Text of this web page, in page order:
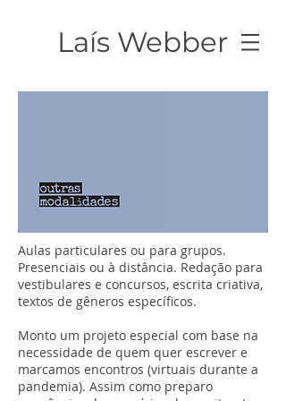
Laís Webber
Aulas particulares ou para grupos.
Presenciais ou à distância. Redação para
vestibulares e concursos, escrita criativa,
textos de gêneros específicos.
Monto um projeto especial com base na
necessidade de quem quer escrever e
marcamos encontros (virtuais durante a
pandemia). Assim como preparo